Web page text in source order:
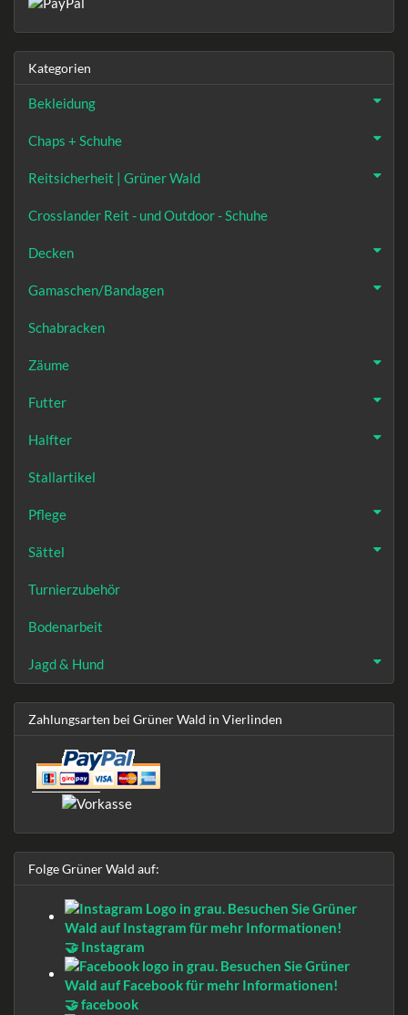
Kategorien
Bekleidung
Chaps + Schuhe
Reitsicherheit | Grüner Wald
Crosslander Reit - und Outdoor - Schuhe
Decken
Gamaschen/Bandagen
Schabracken
Zäume
Futter
Halfter
Stallartikel
Pflege
Sättel
Turnierzubehör
Bodenarbeit
Jagd & Hund
Zahlungsarten bei Grüner Wald in Vierlinden
Folge Grüner Wald auf:
🤝 Instagram
🤝 facebook